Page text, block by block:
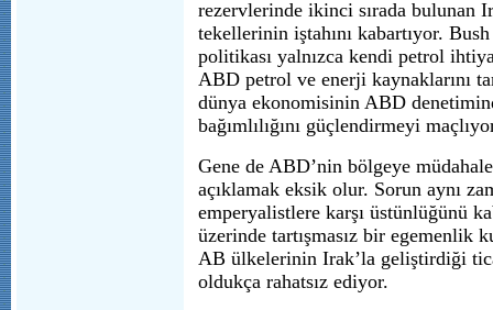
rezervlerinde ikinci sırada bulunan
tekellerinin iştahını kabartıyor.
politikası yalnızca kendi petrol
ABD petrol ve enerji kaynaklarını
dünya ekonomisinin ABD
bağımlılığını güçlendirmeyi
Gene de ABD’nin bölgeye
açıklamak eksik olur. Sorun aynı
emperyalistlere karşı üstünlüğünü
üzerinde tartışmasız bir egemenlik
AB ülkelerinin Irak’la geliştirdiği
oldukça rahatsız ediyor.